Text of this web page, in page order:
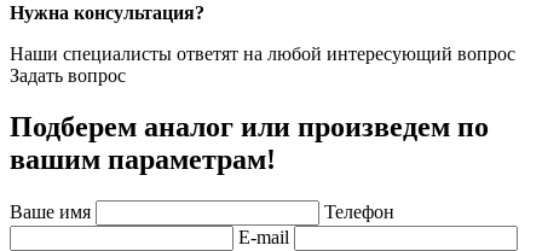
Нужна консультация?
Наши специалисты ответят на любой интересующий вопрос
Задать вопрос
Подберем аналог или произведем по
вашим параметрам!
Ваше имя
Телефон
E-mail